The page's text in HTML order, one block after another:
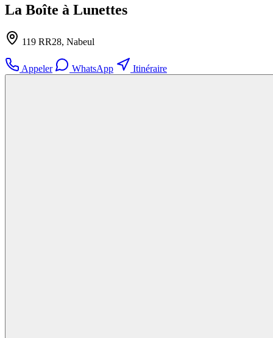
La Boîte à Lunettes
119 RR28, Nabeul‎
Appeler WhatsApp Itinéraire